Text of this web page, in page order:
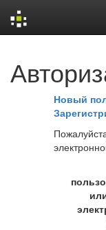
navigation
Новый